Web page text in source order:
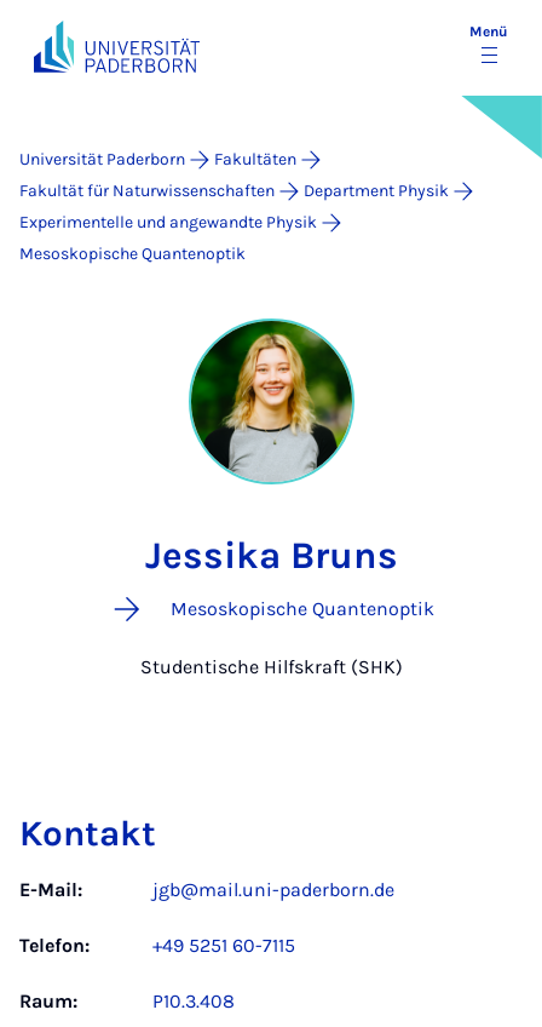
Menü
Universität Paderborn
Fakultäten
Fakultät für Naturwissenschaften
Department Physik
Experimentelle und angewandte Physik
Mesoskopische Quantenoptik
Jessika Bruns
Mesoskopische Quantenoptik
Studentische Hilfskraft (SHK)
Kontakt
E-Mail: jgb@mail.uni-paderborn.de
Telefon: +49 5251 60-7115
Raum: P10.3.408